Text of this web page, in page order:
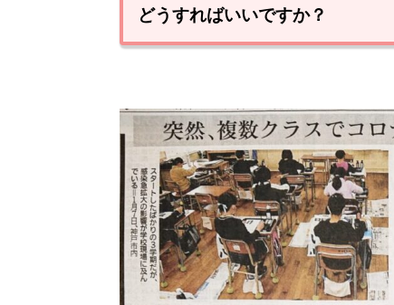
どうすればいいですか？